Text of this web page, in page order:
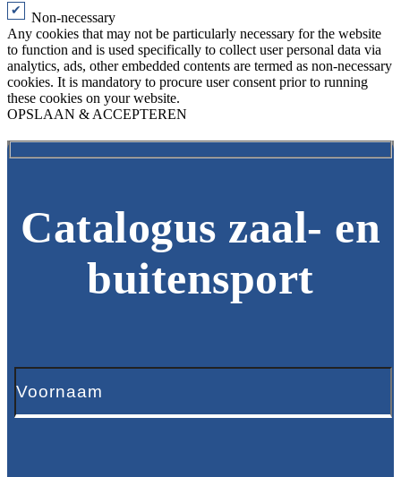
Non-necessary
Any cookies that may not be particularly necessary for the website
to function and is used specifically to collect user personal data via
analytics, ads, other embedded contents are termed as non-necessary
cookies. It is mandatory to procure user consent prior to running
these cookies on your website.
OPSLAAN & ACCEPTEREN
Catalogus zaal- en
buitensport